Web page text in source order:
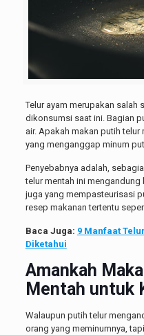
Telur ayam merupakan salah
dikonsumsi saat ini. Bagian
air. Apakah makan putih telur
yang menganggap minum
Penyebabnya adalah,
telur mentah ini
juga yang mempasteurisasi
resep makanan tertentu
Baca Juga: 9 Manfaat
Diketahui
Amankah
Mentah untuk
Walaupun putih telur
orang yang meminumnya,